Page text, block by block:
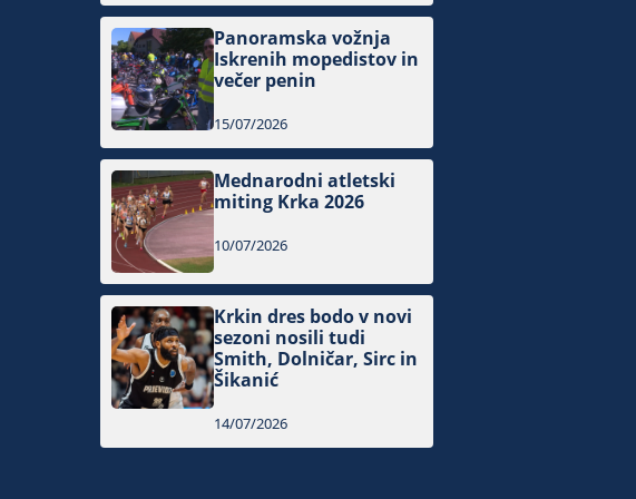
Panoramska vožnja
Iskrenih mopedistov in
večer penin
15/07/2026
Mednarodni atletski
miting Krka 2026
10/07/2026
Krkin dres bodo v novi
sezoni nosili tudi
Smith, Dolničar, Sirc in
Šikanić
14/07/2026